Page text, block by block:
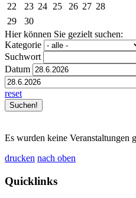
22
23 24 25 26 27 28
29
30
Hier können Sie gezielt suchen:
Kategorie
Suchwort
Datum
reset
Es wurden keine Veranstaltungen
drucken nach oben
Quicklinks